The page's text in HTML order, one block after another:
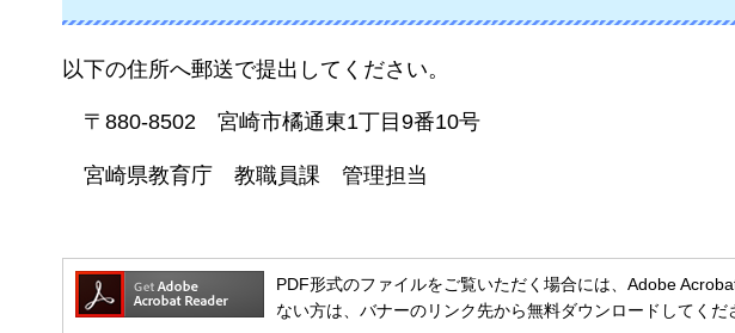
以下の住所へ郵送で提出してください。
〒880-8502 宮崎市橘通東1丁目9番10号
宮崎県教育庁 教職員課 管理担当
PDF形式のファイルをご覧いただく場合には、Adobe
ない方は、バナーのリンク先から無料ダウンロードしてくだ